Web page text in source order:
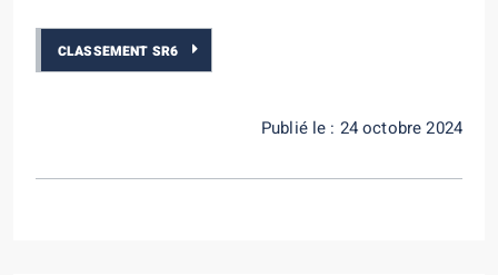
CLASSEMENT SR6
Publié le : 24 octobre 2024